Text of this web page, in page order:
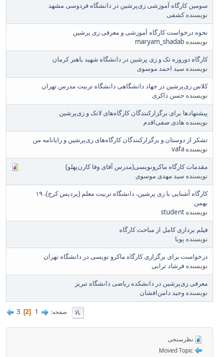
سومین کارگاه آموزشی زی‌پرشین در دانشگاه فردوسی مشهد
نویسندهکشفی
نحوه درخواست کارگاه آموزشی و معرفی زی پرشین
نویسنده maryam_shadab
کارگاه دوروزه تک و زی پرشین در دانشگاه شهید باهنر کرمان
نویسنده سید احمد موسوی
کلاس زی‌پرشین در جهاد دانشگاهی دانشگاه تربیت مدرس تهران
نویسنده حسن ذاکری
پیشنهادها برای برگزارکنندگان کارگاه‌های لاتک و زی‌پرشین
نویسنده هادی صفی‌اقدم
تشکر از دوستان و برگزارکنندگان کارگاه‌های زی‌پرشین و رایانامه من
نویسنده vafa
مقدمات کارگاه ماکرونویسی(مدرس آقای وفا کارن‌پهلو)
نویسنده سید مهدی موسوی
کارگاه آشنایی با زی پرشین، دانشگاه تربیت معلم (پردیس کرج)، ۱۹
بهمن
نویسنده student
فیلم برداری کامل از مباحث کارگاه
نویسنده پویا
درخواست برای برگزاری کارگاه ماکرو نویسی در دانشگاه تهران
نویسنده فرشاد ترابی
معرفی زی‌پرشین در دانشکده ریاضی دانشگاه تبریز
نویسنده وحید دامن‌افشان
بالا صفحه 1
2
3
نظرسنجی